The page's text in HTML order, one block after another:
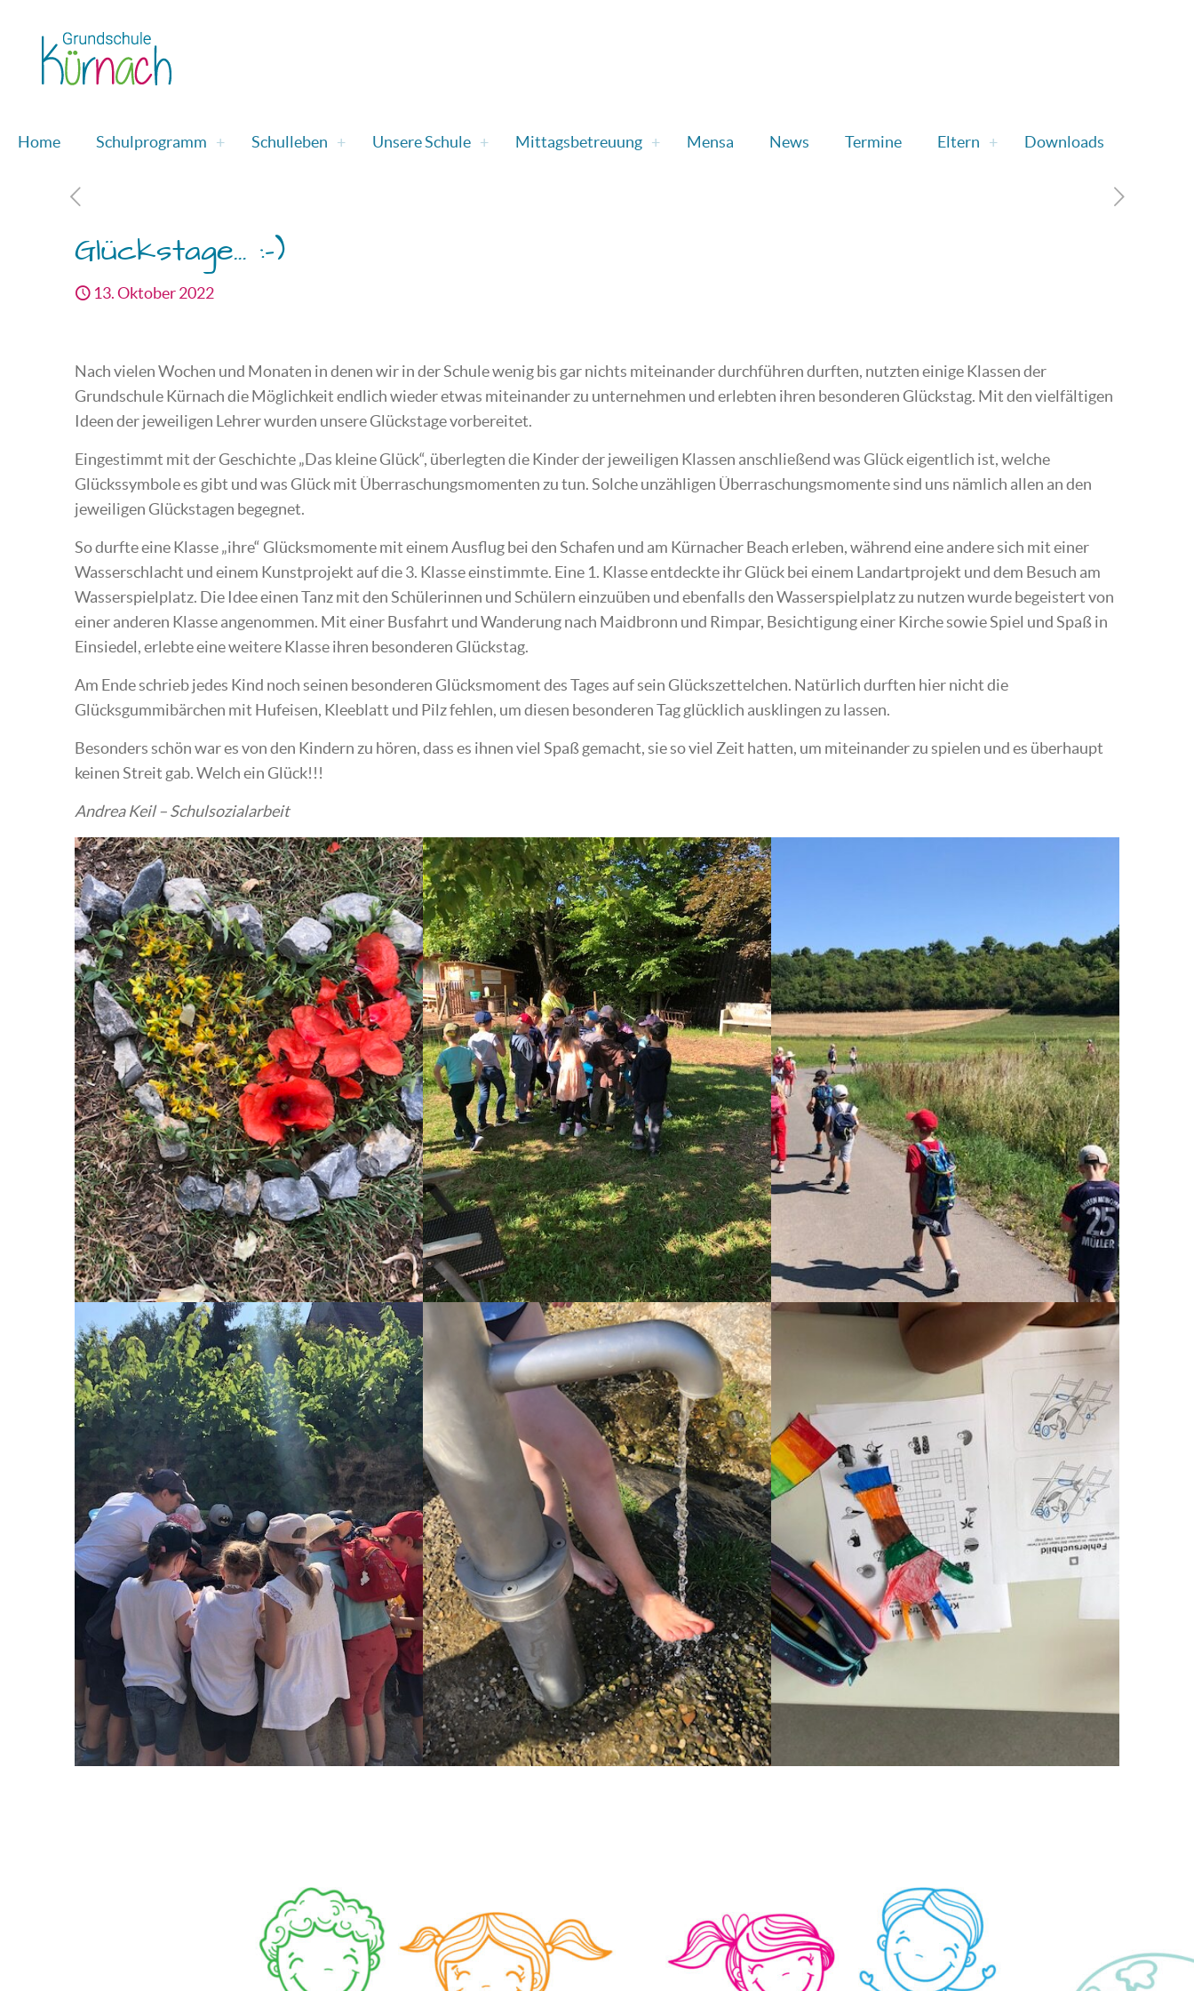
Home Schulprogramm Schulleben Unsere Schule Mittagsbetreuung Mensa News Termine Eltern Downloads
Glückstage… :-)
13. Oktober 2022
Nach vielen Wochen und Monaten in denen wir in der Schule wenig bis gar nichts miteinander durchführen durften, nutzten einige Klassen der
Grundschule Kürnach die Möglichkeit endlich wieder etwas miteinander zu unternehmen und erlebten ihren besonderen Glückstag. Mit den vielfältigen
Ideen der jeweiligen Lehrer wurden unsere Glückstage vorbereitet.
Eingestimmt mit der Geschichte „Das kleine Glück“, überlegten die Kinder der jeweiligen Klassen anschließend was Glück eigentlich ist, welche
Glückssymbole es gibt und was Glück mit Überraschungsmomenten zu tun. Solche unzähligen Überraschungsmomente sind uns nämlich allen an den
jeweiligen Glückstagen begegnet.
So durfte eine Klasse „ihre“ Glücksmomente mit einem Ausflug bei den Schafen und am Kürnacher Beach erleben, während eine andere sich mit einer
Wasserschlacht und einem Kunstprojekt auf die 3. Klasse einstimmte. Eine 1. Klasse entdeckte ihr Glück bei einem Landartprojekt und dem Besuch am
Wasserspielplatz. Die Idee einen Tanz mit den Schülerinnen und Schülern einzuüben und ebenfalls den Wasserspielplatz zu nutzen wurde begeistert von
einer anderen Klasse angenommen. Mit einer Busfahrt und Wanderung nach Maidbronn und Rimpar, Besichtigung einer Kirche sowie Spiel und Spaß in
Einsiedel, erlebte eine weitere Klasse ihren besonderen Glückstag.
Am Ende schrieb jedes Kind noch seinen besonderen Glücksmoment des Tages auf sein Glückszettelchen. Natürlich durften hier nicht die
Glücksgummibärchen mit Hufeisen, Kleeblatt und Pilz fehlen, um diesen besonderen Tag glücklich ausklingen zu lassen.
Besonders schön war es von den Kindern zu hören, dass es ihnen viel Spaß gemacht, sie so viel Zeit hatten, um miteinander zu spielen und es überhaupt
keinen Streit gab. Welch ein Glück!!!
Andrea Keil – Schulsozialarbeit